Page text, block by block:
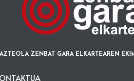
ZENBAT GARA ELKARTEAREN